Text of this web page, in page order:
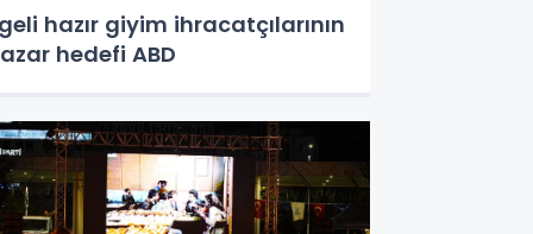
hazır giyim ihracatçılarının
hedefi ABD